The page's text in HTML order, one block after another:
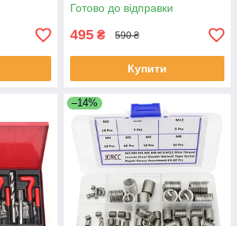
Готово до відправки
495 ₴ 590 ₴
Купити
–14%